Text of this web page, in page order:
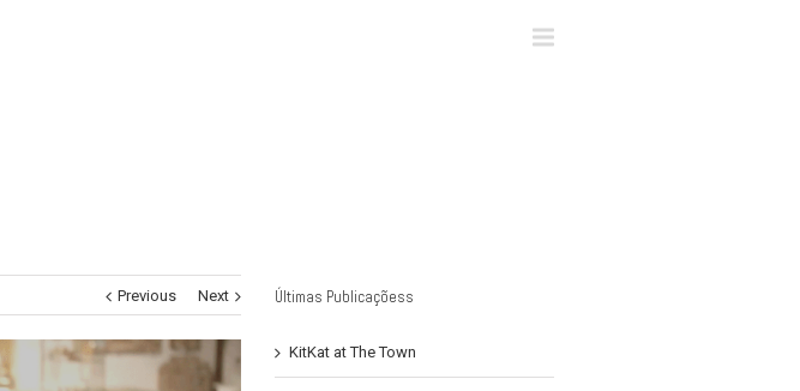
Previous Next Últimas Publicaçõess
KitKat at The Town